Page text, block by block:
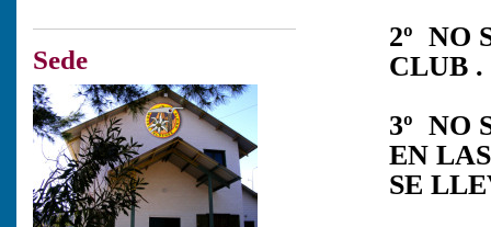
Sede
2º NO
CLUB .
3º NO
EN
SE